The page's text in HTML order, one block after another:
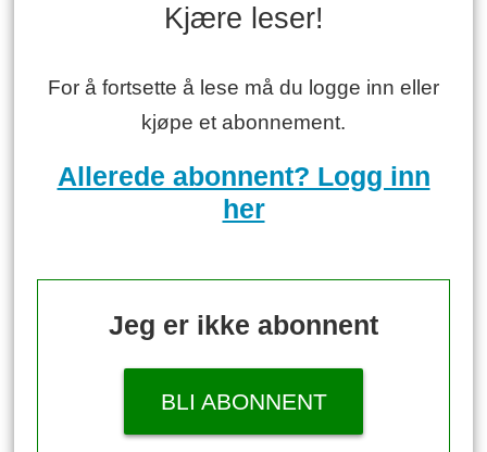
Kjære leser!
For å fortsette å lese må du logge inn eller
kjøpe et abonnement.
Allerede abonnent? Logg inn
her
Jeg er ikke abonnent
BLI ABONNENT